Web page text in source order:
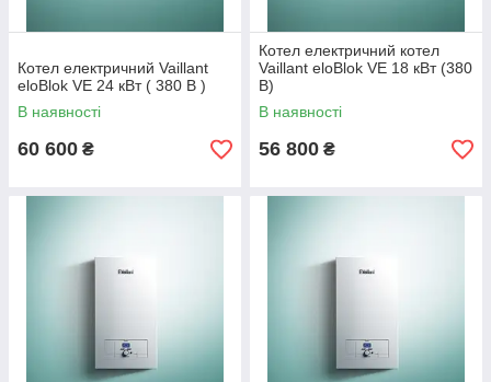
Котел електричний Vaillant
eloBlok VE 24 кВт ( 380 В )
В наявності
60 600 ₴
Котел електричний котел
Vaillant eloBlok VE 18 кВт (380
В)
В наявності
56 800 ₴